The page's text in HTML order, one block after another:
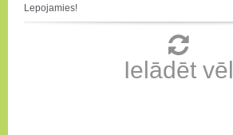
Lepojamies!
Ielādēt vēl